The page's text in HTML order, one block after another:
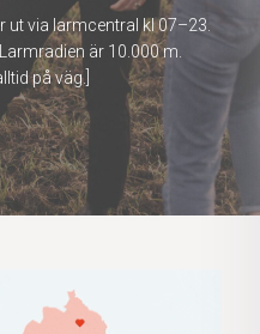
ut via larmcentral kl 07–23.
är 10.000 m.
på väg.]